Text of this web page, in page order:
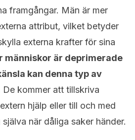
framgångar. Män är mer
attribut, vilket betyder
externa krafter för sina
människor är deprimerade
kan denna typ av
De kommer att tillskriva
hjälp eller till och med
när dåliga saker händer.